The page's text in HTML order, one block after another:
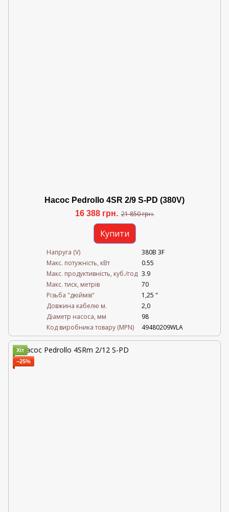
Насос Pedrollo 4SR 2/9 S-PD (380V)
16 388 грн. 21 850 грн.
Купити
Напруга (V)
380В 3F
Mакс. потужність, кВт
0.55
Mакс. продуктивність, куб./год 3.9
Maкс. тиск, метрів
70
Різьба "дюймів"
1,25 "
Довжина кабелю м.
2,0
Діаметр насоса, мм
98
Код виробника товару (MPN)
49480209WLA
Хіт
−25%